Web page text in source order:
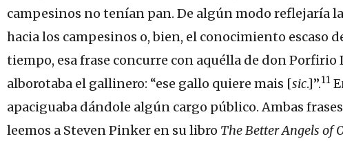
campesinos no tenían pan. De algún modo reflejaría
hacia los campesinos o, bien, el conocimiento escaso
tiempo, esa frase concurre con aquélla de don Porfirio
alborotaba el gallinero: “ese gallo quiere mais [sic.]”.11
apaciguaba dándole algún cargo público. Ambas
leemos a Steven Pinker en su libro The Better Angels of